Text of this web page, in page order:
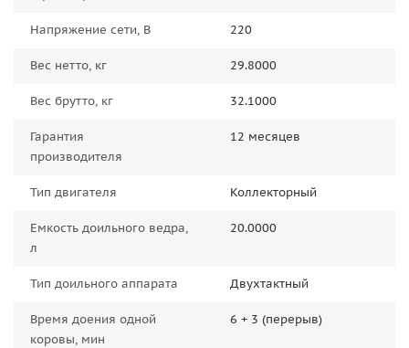
Напряжение сети, В 220
Вес нетто, кг 29.8000
Вес брутто, кг 32.1000
Гарантия
производителя
12 месяцев
Тип двигателя Коллекторный
Емкость доильного ведра,
л
20.0000
Тип доильного аппарата Двухтактный
Время доения одной
коровы, мин
6 + 3 (перерыв)